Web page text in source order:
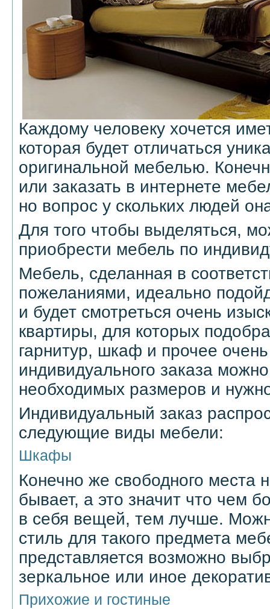
Каждому человеку хочется
которая будет отличаться
оригинальной мебелью.
или заказать в интернете
но вопрос у скольких людей
Для того чтобы выделяться,
приобрести мебель по
Мебель, сделанная в
пожеланиями, идеально
и будет смотреться очень
квартиры, для которых
гарнитур, шкаф и прочее
индивидуального заказа
необходимых размеров и
Индивидуальный заказ
следующие виды мебели:
Шкафы
Конечно же свободного места
бывает, а это значит что чем
в себя вещей, тем лучше.
стиль для такого предмета
представляется возможно
зеркальное или иное
Прихожие и гостиные